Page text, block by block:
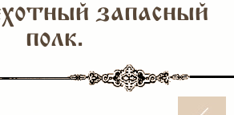
запасный
полк.